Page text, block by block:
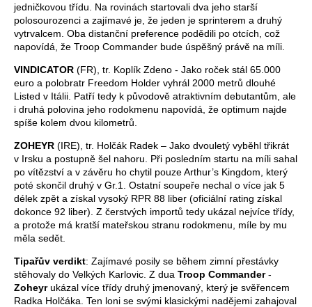
jedničkovou třídu. Na rovinách startovali dva jeho starší
polosourozenci a zajímavé je, že jeden je sprinterem a druhý
vytrvalcem. Oba distanční preference podědili po otcích, což
napovídá, že Troop Commander bude úspěšný právě na míli.
VINDICATOR (FR), tr. Koplík Zdeno - Jako roček stál 65.000
euro a polobratr Freedom Holder vyhrál 2000 metrů dlouhé
Listed v Itálii. Patří tedy k původově atraktivním debutantům, ale
i druhá polovina jeho rodokmenu napovídá, že optimum najde
spíše kolem dvou kilometrů.
ZOHEYR (IRE), tr. Holčák Radek – Jako dvouletý vyběhl třikrát
v Irsku a postupně šel nahoru. Při posledním startu na míli sahal
po vítězství a v závěru ho chytil pouze Arthur’s Kingdom, který
poté skončil druhý v Gr.1. Ostatní soupeře nechal o více jak 5
délek zpět a získal vysoký RPR 88 liber (oficiální rating získal
dokonce 92 liber). Z čerstvých importů tedy ukázal nejvíce třídy,
a protože má kratší mateřskou stranu rodokmenu, míle by mu
měla sedět.
Tipařův verdikt: Zajímavé posily se během zimní přestávky
stěhovaly do Velkých Karlovic. Z dua Troop Commander-
Zoheyrukázal více třídy druhý jmenovaný, který je svěřencem
Radka Holčáka. Ten loni se svými klasickými nadějemi zahajoval